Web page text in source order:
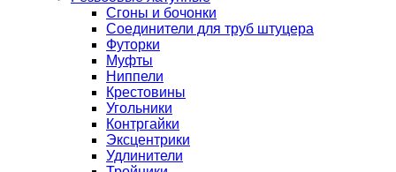
Сгоны и бочонки
Соединители для труб штуцера
Футорки
Муфты
Ниппели
Крестовины
Угольники
Контргайки
Эксцентрики
Удлинители